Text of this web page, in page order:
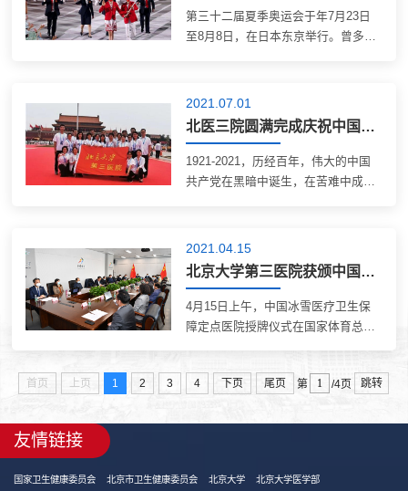
第三十二届夏季奥运会于年7月23日
至8月8日，在日本东京举行。曾多次
任王健全，再次作为代表团团部医疗
专家，为参加东京奥运会的中国运动
健儿们保驾...
2021.07.01
北医三院圆满完成庆祝中国共产党成立100周年各项医疗保障任务
1921-2021，历经百年，伟大的中国
共产党在黑暗中诞生，在苦难中成
强盛，让备受屈辱的民族走近世界舞
台中央。为庆祝建党100周年，盛大
的文艺演出和...
2021.04.15
北京大学第三医院获颁中国冰雪医疗卫生保障定点医院
4月15日上午，中国冰雪医疗卫生保
障定点医院授牌仪式在国家体育总局
首页 上页 1 2 3 4 下页 尾页 第 /4页 跳转
友情链接
国家卫生健康委员会 北京市卫生健康委员会 北京大学 北京大学医学部